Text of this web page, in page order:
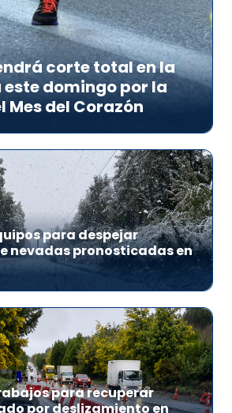
corte total en la
domingo por la
Mes del Corazón
para despejar
nevadas pronosticadas en
para recuperar
por deslizamiento en